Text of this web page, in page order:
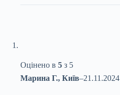
Оцінено в 5 з 5
Марина Г., Київ–21.11.2024